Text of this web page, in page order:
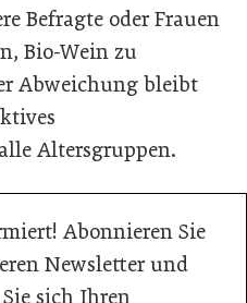
Befragte oder Frauen
Bio-Wein zu
Abweichung bleibt
Altersgruppen.
Abonnieren Sie
Newsletter und
sich Ihren